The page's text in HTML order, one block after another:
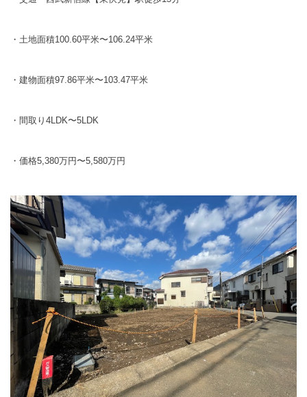
・土地面積100.60平米〜106.24平米
・建物面積97.86平米〜103.47平米
・間取り 4LDK〜5LDK
・価格5,380万円〜5,580万円